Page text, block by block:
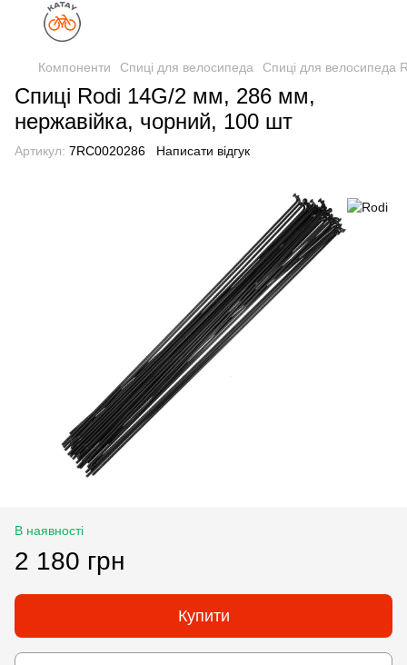
Компоненти Спиці для велосипеда Спиці для велосипеда
Спиці Rodi 14G/2 мм, 286 мм,
нержавійка, чорний, 100 шт
Артикул: 7RC0020286 Написати відгук
В наявності
2 180 грн
Купити